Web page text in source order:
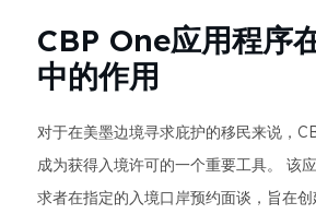
CBP One应用程序
中的作用
对于在美墨边境寻求庇护的移民来说，
成为获得入境许可的一个重要工具。 该
求者在指定的入境口岸预约面谈，旨在